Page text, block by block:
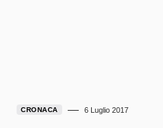
CRONACA 6 Luglio 2017